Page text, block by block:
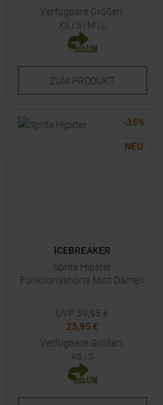
Verfügbare Größen:
XS | S | M | L
ZUM PRODUKT
-35%
NEU
ICEBREAKER
Sprite Hipster
Funktionsshorts Mint Damen
UVP 39,95 €
25,95 €
Verfügbare Größen:
XS | S